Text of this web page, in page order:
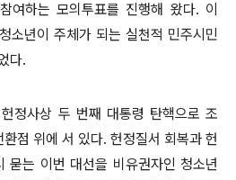
여하는 모의투표를 진행해 왔다. 이
소년이 주체가 되는 실천적 민주시민
다.
정사상 두 번째 대통령 탄핵으로 조
점 위에 서 있다. 헌정질서 회복과 헌
묻는 이번 대선을 비유권자인 청소년